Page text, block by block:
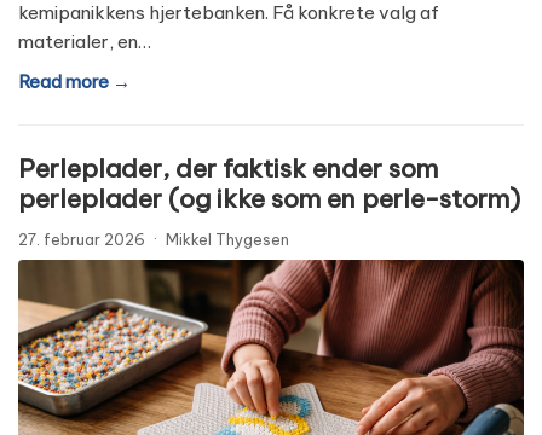
kemipanikkens hjertebanken. Få konkrete valg af
materialer, en…
Read more →
Perleplader, der faktisk ender som
perleplader (og ikke som en perle-storm)
27. februar 2026 · Mikkel Thygesen